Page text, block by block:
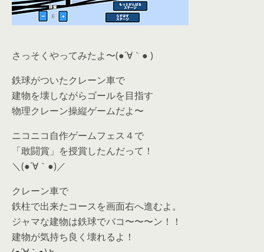
さっそくやってみたよ〜(●´∀｀● )
鉄球がついたクレーン車で
建物を壊しながらゴールを目指す
物理クレーン操縦ゲームだよ〜
ニコニコ自作ゲームフェス４で
「敢闘賞」を授賞したんだって！
＼(●´∀｀●)／
クレーン車で
鉄柱で出来たコースを画面右へ進むよ。
ジャマな建物は鉄球でバコ〜〜〜ン！！
建物が気持ち良く壊れるよ！